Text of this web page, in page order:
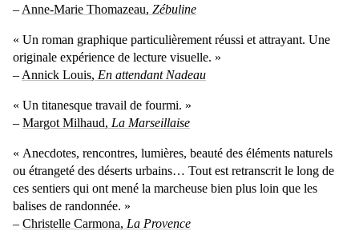
– Anne-Marie Thomazeau, Zébuline
« Un roman graphique particulièrement réussi et attrayant. Une
originale expérience de lecture visuelle. »
– Annick Louis, En attendant Nadeau
« Un titanesque travail de fourmi. »
– Margot Milhaud, La Marseillaise
« Anecdotes, rencontres, lumières, beauté des éléments naturels
ou étrangeté des déserts urbains… Tout est retranscrit le long de
ces sentiers qui ont mené la marcheuse bien plus loin que les
balises de randonnée. »
– Christelle Carmona, La Provence